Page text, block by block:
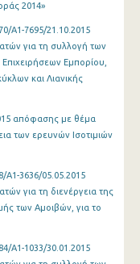
2014»
Α1-7695/21.10.2015
για τη συλλογή των
Εμπορίου,
και Λιανικής
απόφασης με θέμα
των ερευνών Ισοτιμιών
Α1-3636/05.05.2015
για τη διενέργεια της
των Αμοιβών, για το
Α1-1033/30.01.2015